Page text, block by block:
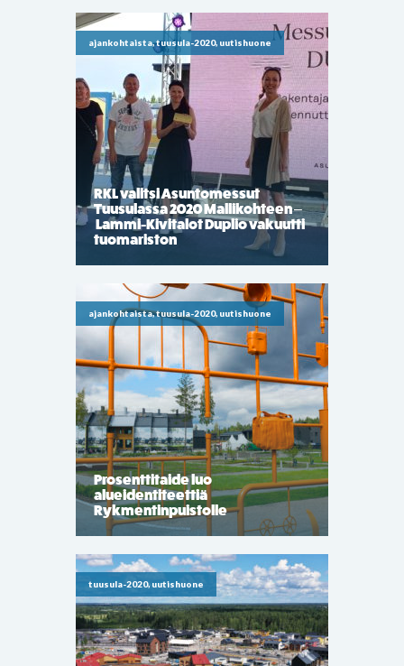
ajankohtaista, tuusula-2020, uutishuone
RKL valitsi Asuntomessut
Tuusulassa 2020 Mallikohteen –
Lammi-Kivitalot Duplio vakuutti
tuomariston
ajankohtaista, tuusula-2020, uutishuone
Prosenttitaide luo
alueidentiteettiä
Rykmentinpuistolle
tuusula-2020, uutishuone